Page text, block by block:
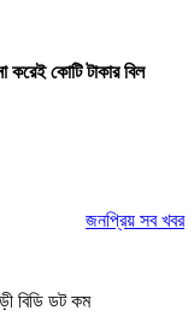
করেই কোটি টাকার বিল
জনপ্রিয় সব খবর
বিডি ডট কম